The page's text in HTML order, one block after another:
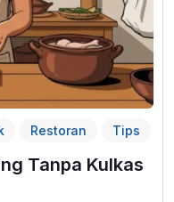
Restoran Tips
Tanpa Kulkas